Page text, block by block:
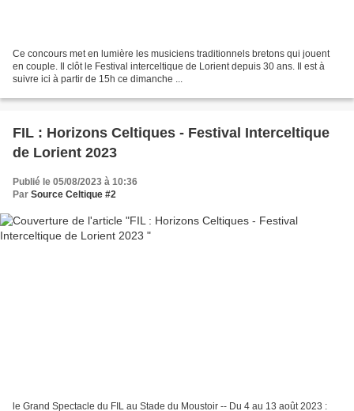
Ce concours met en lumière les musiciens traditionnels bretons qui jouent
en couple. Il clôt le Festival interceltique de Lorient depuis 30 ans. Il est à
suivre ici à partir de 15h ce dimanche ...
FIL : Horizons Celtiques - Festival Interceltique
de Lorient 2023
Publié le 05/08/2023 à 10:36
Par Source Celtique #2
le Grand Spectacle du FIL au Stade du Moustoir -- Du 4 au 13 août 2023 :